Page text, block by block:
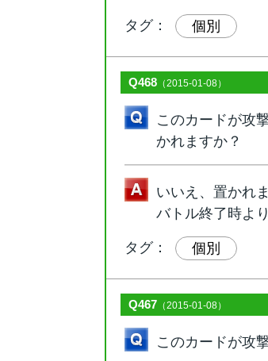
タグ： 個別
Q468 （2015-01-08）
このカードが攻
かれますか？
いいえ、置かれ
バトル終了時よ
タグ： 個別
Q467 （2015-01-08）
このカードが攻